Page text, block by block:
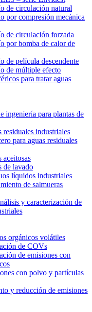
de circulación natural
por compresión mecánica
de circulación forzada
por bomba de calor de
de película descendente
de múltiple efecto
para tratar aguas
ingeniería para plantas de
residuales industriales
para aguas residuales
aceitosas
de lavado
líquidos industriales
de salmueras
y caracterización de
orgánicos volátiles
de COVs
de emisiones con
con polvo y partículas
y reducción de emisiones